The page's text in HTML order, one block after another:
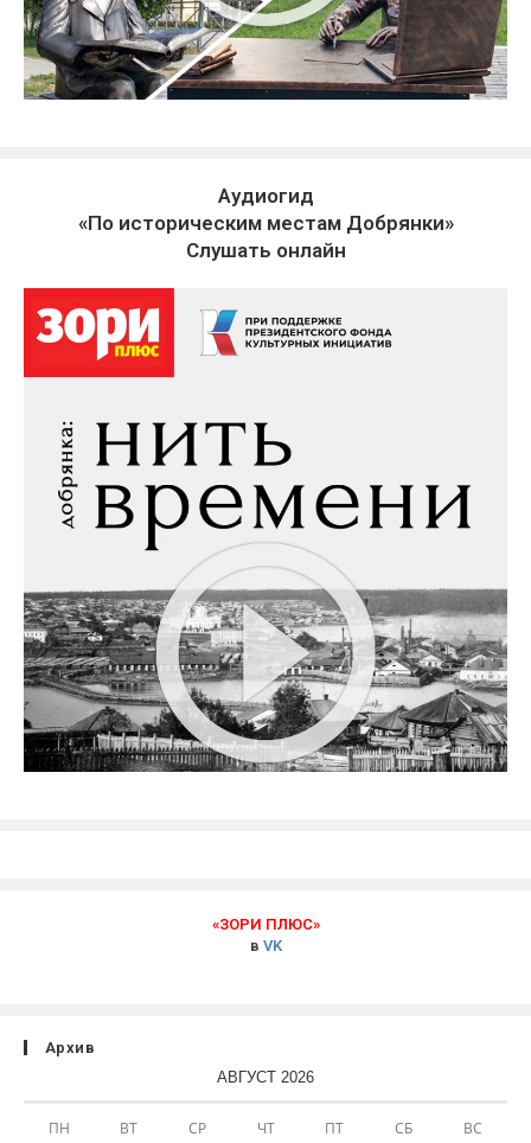
Аудиогид
«По историческим местам Добрянки»
Слушать онлайн
«ЗОРИ ПЛЮС»
в VK
Архив
АВГУСТ 2026
ПН ВТ СР ЧТ ПТ СБ ВС